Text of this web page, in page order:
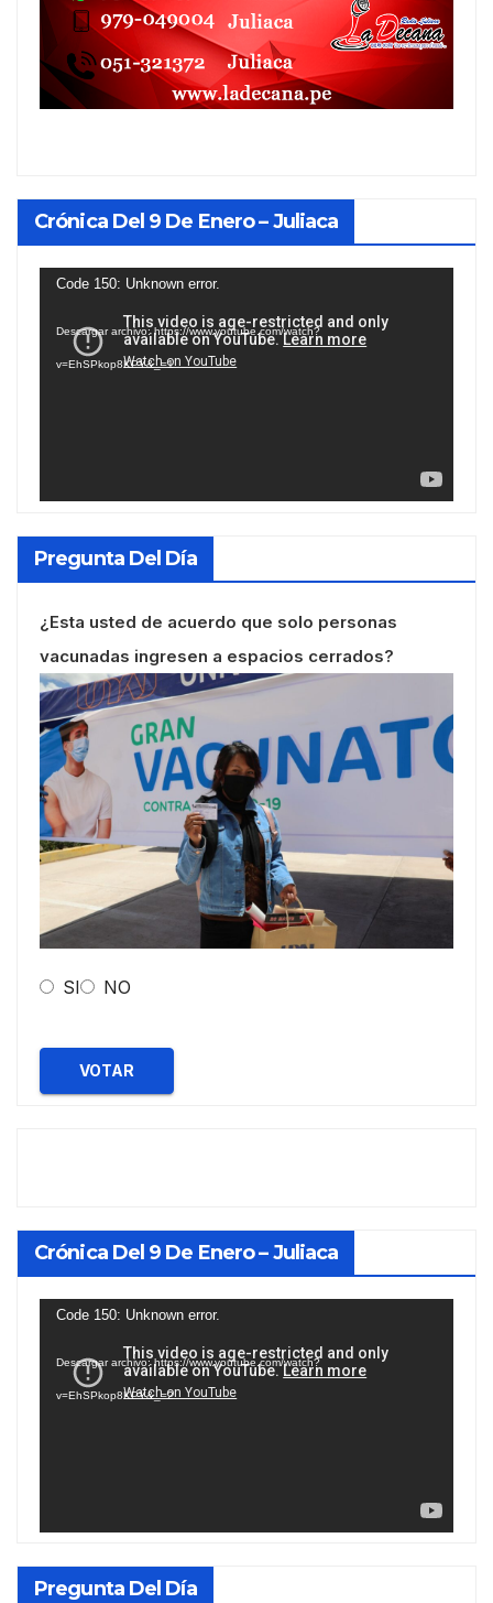
Crónica Del 9 De Enero – Juliaca
Reproductor
vídeo
Code 150: Unknown error.
Descargar archivo: https://www.youtube.com/watch?
v=EhSPkop8KPY&_=1
Pregunta Del Día
¿Esta usted de acuerdo que solo personas
vacunadas ingresen a espacios cerrados?
SI NO
VOTAR
Crónica Del 9 De Enero – Juliaca
Reproductor
vídeo
Code 150: Unknown error.
Descargar archivo: https://www.youtube.com/watch?
v=EhSPkop8KPY&_=2
Pregunta Del Día